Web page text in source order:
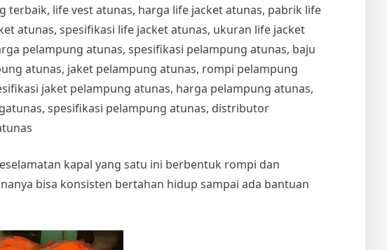
life vest atunas, harga life jacket atunas, pabrik life
atunas, spesifikasi life jacket atunas, ukuran life jacket
pelampung atunas, spesifikasi pelampung atunas, baju
atunas, jaket pelampung atunas, rompi pelampung
jaket pelampung atunas, harga pelampung atunas,
spesifikasi pelampung atunas, distributor
kapal yang satu ini berbentuk rompi dan
bisa konsisten bertahan hidup sampai ada bantuan